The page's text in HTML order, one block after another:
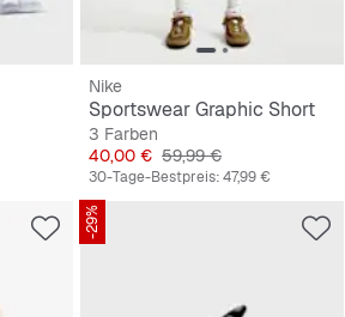
Nike
Sportswear Graphic Short
3 Farben
Preis
40,00 € Originalpreis
59,99 €
30-Tage-Bestpreis:47,99 €
-29%